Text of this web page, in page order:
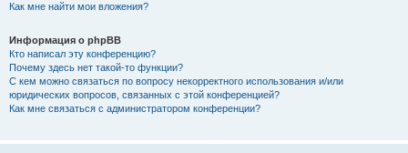
Как мне найти мои вложения?
Информация о phpBB
Кто написал эту конференцию?
Почему здесь нет такой-то функции?
С кем можно связаться по вопросу некорректного использования и/или
юридических вопросов, связанных с этой конференцией?
Как мне связаться с администратором конференции?